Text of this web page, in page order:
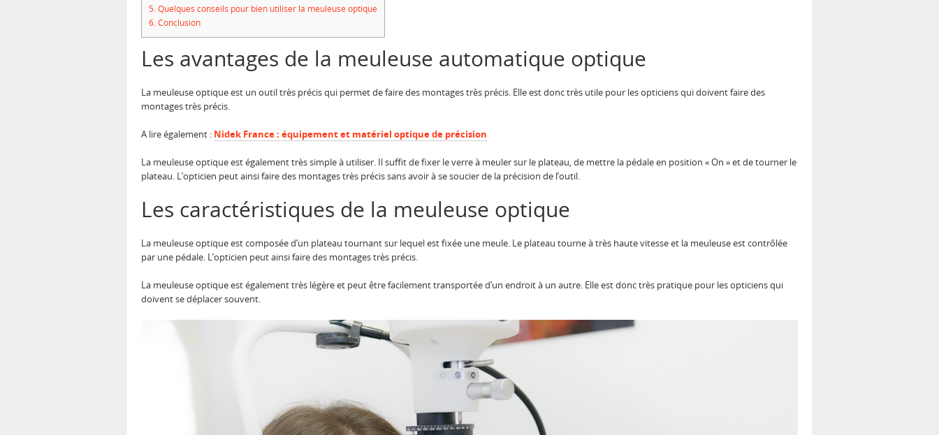
5.Quelques conseils pour bien utiliser la meuleuse optique
6.Conclusion
Les avantages de la meuleuse automatique optique
La meuleuse optique est un outil très précis qui permet de faire des montages très précis. Elle est donc très utile pour les opticiens qui doivent faire des
montages très précis.
A lire également : Nidek France : équipement et matériel optique de précision
La meuleuse optique est également très simple à utiliser. Il suffit de fixer le verre à meuler sur le plateau, de mettre la pédale en position « On » et de tourner le
plateau. L’opticien peut ainsi faire des montages très précis sans avoir à se soucier de la précision de l’outil.
Les caractéristiques de la meuleuse optique
La meuleuse optique est composée d’un plateau tournant sur lequel est fixée une meule. Le plateau tourne à très haute vitesse et la meuleuse est contrôlée
par une pédale. L’opticien peut ainsi faire des montages très précis.
La meuleuse optique est également très légère et peut être facilement transportée d’un endroit à un autre. Elle est donc très pratique pour les opticiens qui
doivent se déplacer souvent.